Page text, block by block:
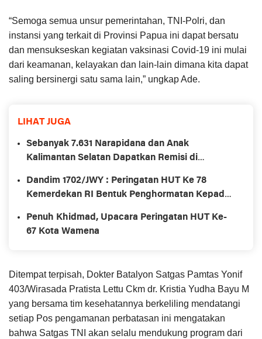
“Semoga semua unsur pemerintahan, TNI-Polri, dan
instansi yang terkait di Provinsi Papua ini dapat bersatu
dan mensukseskan kegiatan vaksinasi Covid-19 ini mulai
dari keamanan, kelayakan dan lain-lain dimana kita dapat
saling bersinergi satu sama lain,” ungkap Ade.
LIHAT JUGA
Sebanyak 7.631 Narapidana dan Anak
Kalimantan Selatan Dapatkan Remisi di
Dandim 1702/JWY : Peringatan HUT Ke 78
Kemerdekan RI Bentuk Penghormatan Kepada
Penuh Khidmad, Upacara Peringatan HUT Ke-
67 Kota Wamena
Ditempat terpisah, Dokter Batalyon Satgas Pamtas Yonif
403/Wirasada Pratista Lettu Ckm dr. Kristia Yudha Bayu M
yang bersama tim kesehatannya berkeliling mendatangi
setiap Pos pengamanan perbatasan ini mengatakan
bahwa Satgas TNI akan selalu mendukung program dari